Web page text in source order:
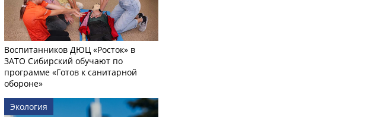
Воспитанников ДЮЦ «Росток» в
ЗАТО Сибирский обучают по
программе «Готов к санитарной
обороне»
Экология